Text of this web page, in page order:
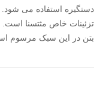
دستگیره استفاده می شود.
تزئینات خاص مثتسنا است.
بتن در این سبک مرسوم